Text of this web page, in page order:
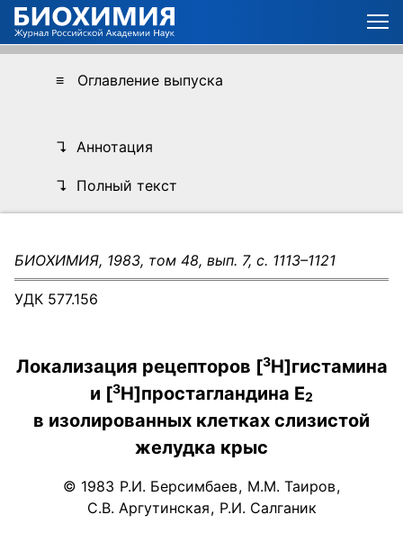
≡ Оглавление выпуска
↴ Аннотация
↴ Полный текст
БИОХИМИЯ, 1983, том 48, вып. 7, с. 1113–1121
УДК 577.156
Локализация рецепторов [3H]гистамина
и [3H]простагландина E2
в изолированных клетках слизистой
желудка крыс
© 1983 Р.И. Берсимбаев, М.М. Таиров,
С.В. Аргутинская, Р.И. Салганик